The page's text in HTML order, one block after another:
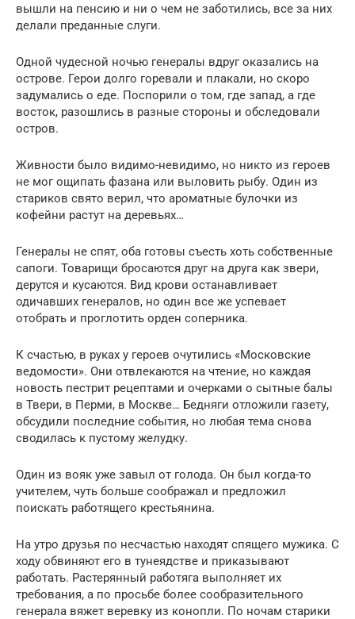
вышли на пенсию и ни о чем не заботились, все за них
делали преданные слуги.
Одной чудесной ночью генералы вдруг оказались на
острове. Герои долго горевали и плакали, но скоро
задумались о еде. Поспорили о том, где запад, а где
восток, разошлись в разные стороны и обследовали
остров.
Живности было видимо-невидимо, но никто из героев
не мог ощипать фазана или выловить рыбу. Один из
стариков свято верил, что ароматные булочки из
кофейни растут на деревьях…
Генералы не спят, оба готовы съесть хоть собственные
сапоги. Товарищи бросаются друг на друга как звери,
дерутся и кусаются. Вид крови останавливает
одичавших генералов, но один все же успевает
отобрать и проглотить орден соперника.
К счастью, в руках у героев очутились «Московские
ведомости». Они отвлекаются на чтение, но каждая
новость пестрит рецептами и очерками о сытные балы
в Твери, в Перми, в Москве… Бедняги отложили газету,
обсудили последние события, но любая тема снова
сводилась к пустому желудку.
Один из вояк уже завыл от голода. Он был когда-то
учителем, чуть больше соображал и предложил
поискать работящего крестьянина.
На утро друзья по несчастью находят спящего мужика. С
ходу обвиняют его в тунеядстве и приказывают
работать. Растерянный работяга выполняет их
требования, а по просьбе более сообразительного
генерала вяжет веревку из конопли. По ночам старики